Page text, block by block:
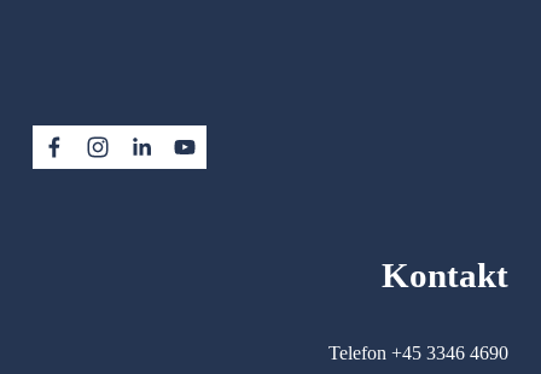
Kontakt
Telefon +45 3346 4690